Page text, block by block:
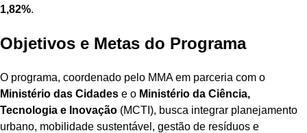
1,82%.
Objetivos e Metas do Programa
O programa, coordenado pelo MMA em parceria com o
Ministério das Cidades e o Ministério da Ciência,
Tecnologia e Inovação (MCTI), busca integrar planejamento
urbano, mobilidade sustentável, gestão de resíduos e